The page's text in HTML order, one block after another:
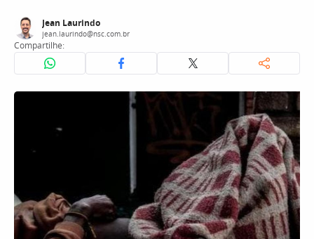
Jean Laurindo
jean.laurindo@nsc.com.br
Compartilhe: